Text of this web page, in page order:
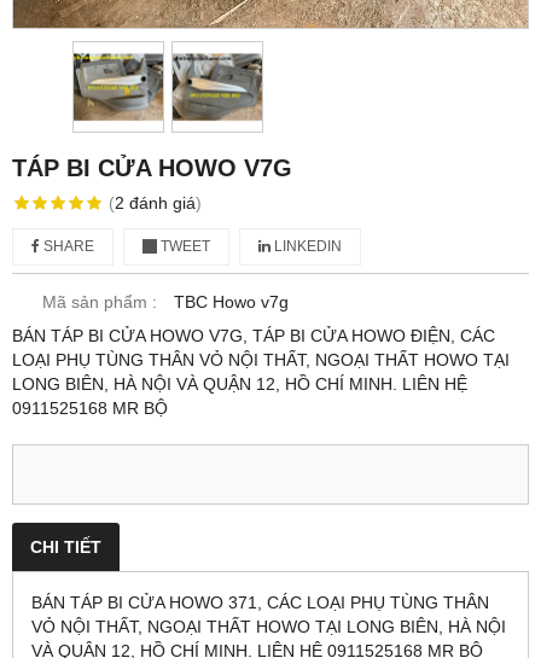
TÁP BI CỬA HOWO V7G
(2 đánh giá)
SHARE TWEET LINKEDIN
Mã sản phẩm :
TBC Howo v7g
BÁN TÁP BI CỬA HOWO V7G, TÁP BI CỬA HOWO ĐIỆN, CÁC
LOẠI PHỤ TÙNG THÂN VỎ NỘI THẤT, NGOẠI THẤT HOWO TẠI
LONG BIÊN, HÀ NỘI VÀ QUẬN 12, HỒ CHÍ MINH. LIÊN HỆ
0911525168 MR BỘ
CHI TIẾT
BÁN TÁP BI CỬA HOWO 371, CÁC LOẠI PHỤ TÙNG THÂN
VỎ NỘI THẤT, NGOẠI THẤT HOWO TẠI LONG BIÊN, HÀ NỘI
VÀ QUẬN 12, HỒ CHÍ MINH. LIÊN HỆ 0911525168 MR BỘ